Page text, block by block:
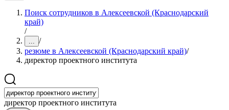
Поиск сотрудников в Алексеевской (Краснодарский
край)
/
... /
резюме в Алексеевской (Краснодарский край)/
директор проектного института
директор проектного института